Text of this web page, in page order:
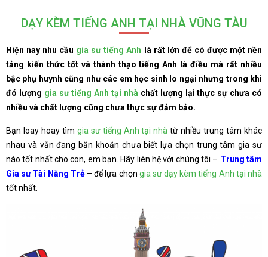
DẠY KÈM TIẾNG ANH TẠI NHÀ VŨNG TÀU
Hiện nay nhu cầu gia sư tiếng Anh là rất lớn để có được một nền
tảng kiến thức tốt và thành thạo tiếng Anh là điều mà rất nhiều
bậc phụ huynh cũng như các em học sinh lo ngại nhưng trong khi
đó lượng gia sư tiếng Anh tại nhà chất lượng lại thực sự chưa có
nhiều và chất lượng cũng chưa thực sự đảm bảo.
Bạn loay hoay tìm gia sư tiếng Anh tại nhà từ nhiều trung tâm khác
nhau và vẫn đang băn khoăn chưa biết lựa chọn trung tâm gia sư
nào tốt nhất cho con, em bạn. Hãy liên hệ với chúng tôi – Trung tâm
Gia sư Tài Năng Trẻ– để lựa chọn gia sư dạy kèm tiếng Anh tại nhà
tốt nhất.